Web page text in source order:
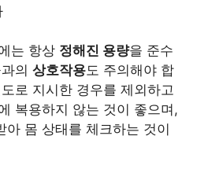
는 항상 정해진 용량을 준수
의 상호작용도 주의해야 합
로 지시한 경우를 제외하고
복용하지 않는 것이 좋으며,
아 몸 상태를 체크하는 것이